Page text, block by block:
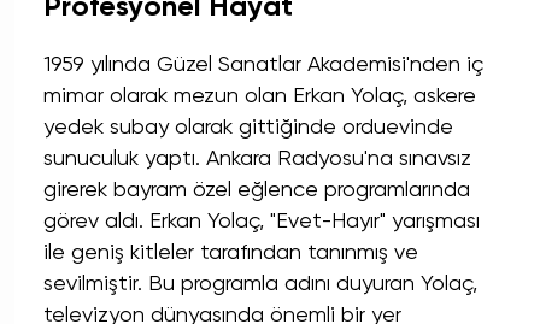
Profesyonel Hayat
1959 yılında Güzel Sanatlar Akademisi'nden iç
mimar olarak mezun olan Erkan Yolaç, askere
yedek subay olarak gittiğinde orduevinde
sunuculuk yaptı. Ankara Radyosu'na sınavsız
girerek bayram özel eğlence programlarında
görev aldı. Erkan Yolaç, "Evet-Hayır" yarışması
ile geniş kitleler tarafından tanınmış ve
sevilmiştir. Bu programla adını duyuran Yolaç,
televizyon dünyasında önemli bir yer